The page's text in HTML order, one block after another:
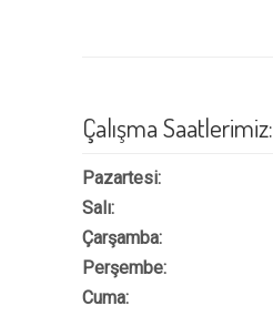
Çalışma Saatlerimiz:
Pazartesi:
Salı:
Çarşamba:
Perşembe:
Cuma: